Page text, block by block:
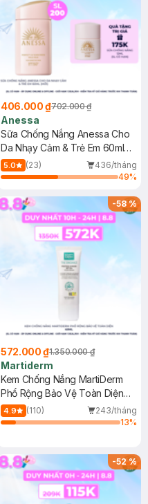
406.000 ₫702.000 ₫
Anessa
Sữa Chống Nắng Anessa Cho
Da Nhạy Cảm & Trẻ Em 60ml
(Mới)
5.0 (23)
436/tháng
49%
-58%
572.000 ₫1.350.000 ₫
Martiderm
Kem Chống Nắng MartiDerm
Phổ Rộng Bảo Vệ Toàn Diện
40ml
4.9 (110)
243/tháng
13%
-52%